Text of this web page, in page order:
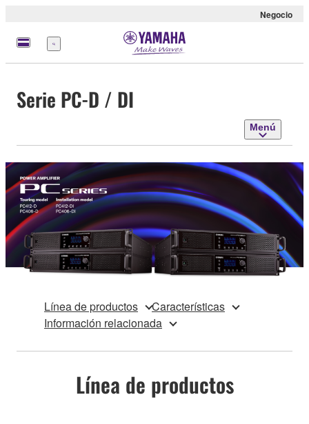
Negocio
Menú
Serie PC-D / DI
Menú
Línea de productos
Características
Información relacionada
Línea de productos